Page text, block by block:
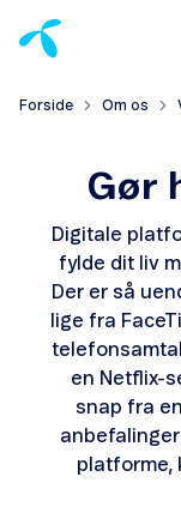
Forside Om os
Gør
Digitale
fylde dit liv
Der er så
lige fra
en Netflix-
snap fra
platforme,